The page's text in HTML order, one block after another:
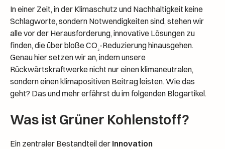
In einer Zeit, in der Klimaschutz und Nachhaltigkeit keine
Schlagworte, sondern Notwendigkeiten sind, stehen wir
alle vor der Herausforderung, innovative Lösungen zu
finden, die über bloße CO₂-Reduzierung hinausgehen.
Genau hier setzen wir an, indem unsere
Rückwärtskraftwerke nicht nur einen klimaneutralen,
sondern einen klimapositiven Beitrag leisten. Wie das
geht? Das und mehr erfährst du im folgenden Blogartikel.
Was ist Grüner Kohlenstoff?
Ein zentraler Bestandteil der Innovation